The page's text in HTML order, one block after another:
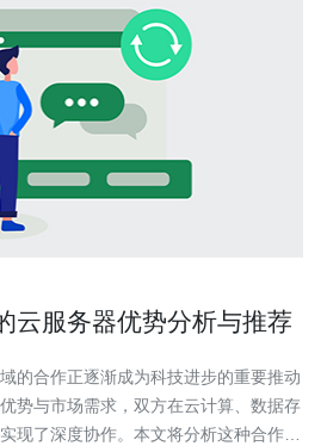
云服务器优势分析与推荐
的合作正逐渐成为科技进步的重要推动
势与市场需求，双方在云计算、数据存
现了深度协作。本文将分析这种合作的